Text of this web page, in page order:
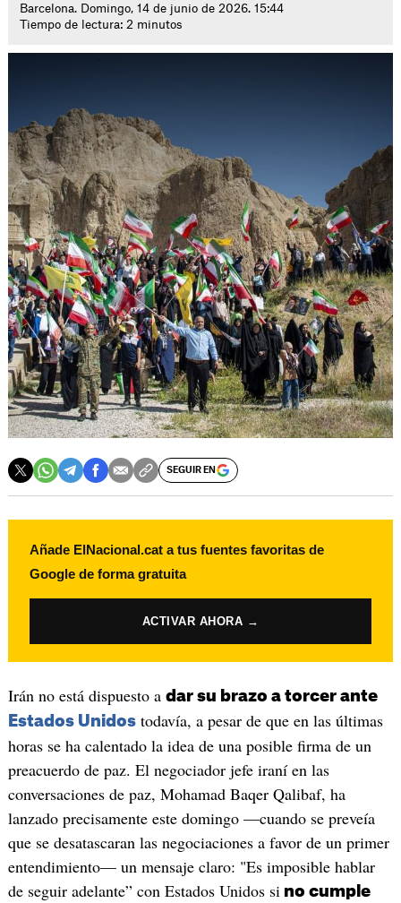
Barcelona. Domingo, 14 de junio de 2026. 15:44
Tiempo de lectura: 2 minutos
SEGUIR EN
Añade ElNacional.cat a tus fuentes favoritas de
Google de forma gratuita
ACTIVAR AHORA →
Irán no está dispuesto a dar su brazo a torcer ante
Estados Unidostodavía, a pesar de que en las últimas
horas se ha calentado la idea de una posible firma de un
preacuerdo de paz. El negociador jefe iraní en las
conversaciones de paz, Mohamad Baqer Qalibaf, ha
lanzado precisamente este domingo —cuando se preveía
que se desatascaran las negociaciones a favor de un primer
entendimiento— un mensaje claro: "Es imposible hablar
de seguir adelante” con Estados Unidos si no cumple